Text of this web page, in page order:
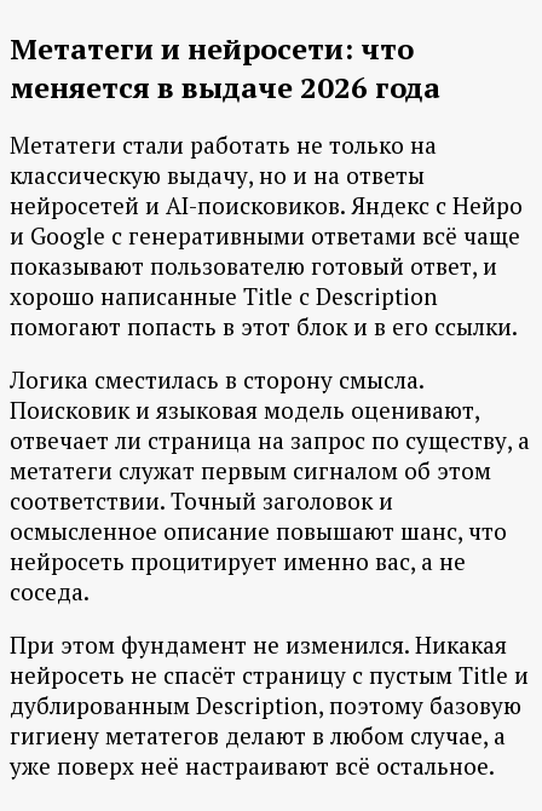
Метатеги и нейросети: что
меняется в выдаче 2026 года
Метатеги стали работать не только на
классическую выдачу, но и на ответы
нейросетей и AI-поисковиков. Яндекс с Нейро
и Google с генеративными ответами всё чаще
показывают пользователю готовый ответ, и
хорошо написанные Title с Description
помогают попасть в этот блок и в его ссылки.
Логика сместилась в сторону смысла.
Поисковик и языковая модель оценивают,
отвечает ли страница на запрос по существу, а
метатеги служат первым сигналом об этом
соответствии. Точный заголовок и
осмысленное описание повышают шанс, что
нейросеть процитирует именно вас, а не
соседа.
При этом фундамент не изменился. Никакая
нейросеть не спасёт страницу с пустым Title и
дублированным Description, поэтому базовую
гигиену метатегов делают в любом случае, а
уже поверх неё настраивают всё остальное.